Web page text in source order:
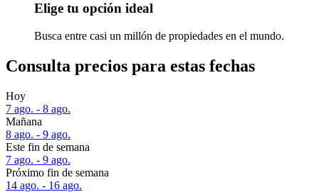
Elige tu opción ideal
Busca entre casi un millón de propiedades en el mundo.
Consulta precios para estas fechas
Hoy
7 ago. - 8 ago.
Mañana
8 ago. - 9 ago.
Este fin de semana
7 ago. - 9 ago.
Próximo fin de semana
14 ago. - 16 ago.